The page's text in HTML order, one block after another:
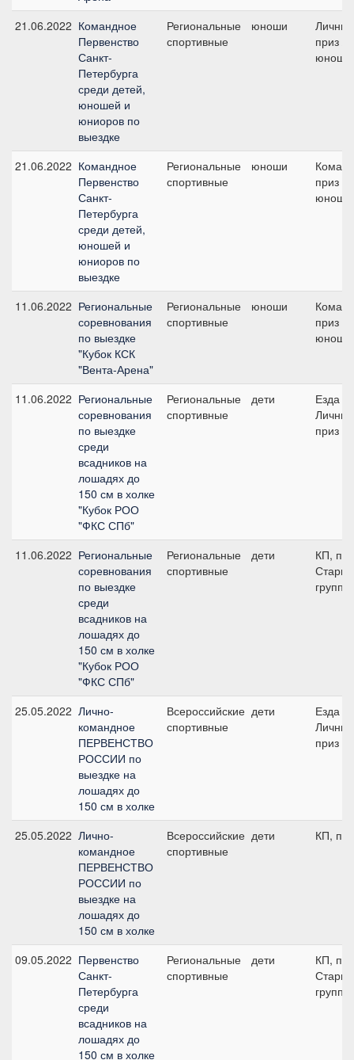
21.06.2022 Командное
Первенство
Санкт-
Петербурга
среди детей,
юношей и
юниоров по
выездке
Региональные
спортивные
юноши
Личный
приз /
юноши/
21.06.2022 Командное
Первенство
Санкт-
Петербурга
среди детей,
юношей и
юниоров по
выездке
Региональные
спортивные
юноши
приз -
юноши
11.06.2022 Региональные
соревнования
по выездке
"Кубок КСК
"Вента-Арена"
Региональные
спортивные
юноши
приз -
юноши
11.06.2022 Региональные
соревнования
по выездке
среди
всадников на
лошадях до
150 см в холке
"Кубок РОО
"ФКС СПб"
Региональные
спортивные
дети
Езда
Личный
приз
11.06.2022 Региональные
соревнования
по выездке
среди
всадников на
лошадях до
150 см в холке
"Кубок РОО
"ФКС СПб"
Региональные
спортивные
дети
КП,
группа
25.05.2022 Лично-
командное
ПЕРВЕНСТВО
РОССИИ по
выездке на
лошадях до
150 см в холке
Всероссийские
спортивные
дети
Езда
Личный
приз
25.05.2022 Лично-
командное
ПЕРВЕНСТВО
РОССИИ по
выездке на
лошадях до
150 см в холке
Всероссийские
спортивные
дети КП,
09.05.2022 Первенство
Санкт-
Петербурга
среди
всадников на
лошадях до
150 см в холке
Региональные
спортивные
дети
КП,
группа